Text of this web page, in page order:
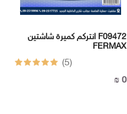
انتركم كميرة شاشتين F09472
FERMAX
(5)
0 ₪